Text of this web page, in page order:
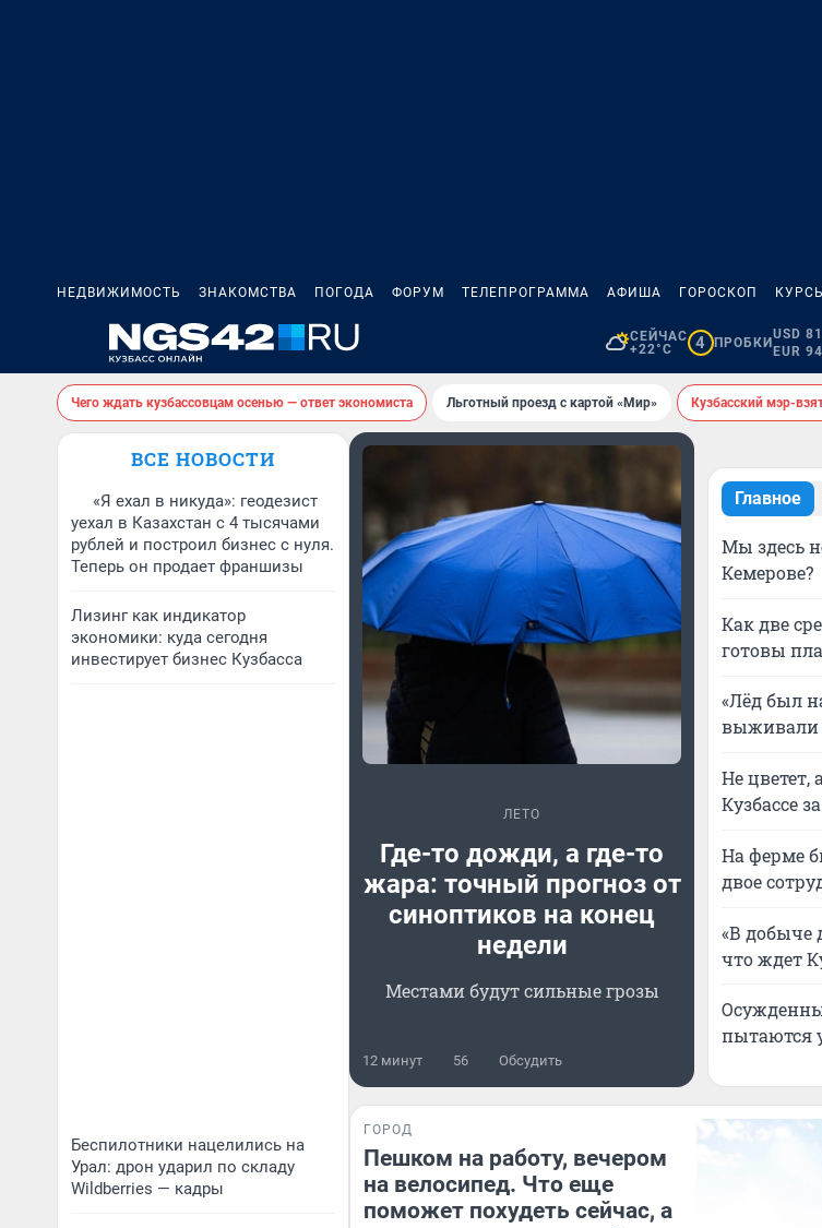
НЕДВИЖИМОСТЬ ЗНАКОМСТВА ПОГОДА ФОРУМ ТЕЛЕПРОГРАММА АФИША ГОРОСКОП
СЕЙЧАС
+22°C
4 ПРОБКИ
USD
EUR
Чего ждать кузбассовцам осенью — ответ экономиста Льготный проезд с картой «Мир» Кузбасский мэр-
ВСЕ НОВОСТИ
«Я ехал в никуда»: геодезист
уехал в Казахстан с 4 тысячами
рублей и построил бизнес с нуля.
Теперь он продает франшизы
Лизинг как индикатор
экономики: куда сегодня
инвестирует бизнес Кузбасса
Беспилотники нацелились на
Урал: дрон ударил по складу
Wildberries — кадры
ЛЕТО
Где-то дожди, а где-то
жара: точный прогноз от
синоптиков на конец
недели
Местами будут сильные грозы
12 минут 56 Обсудить
Главное
Мы здесь
Кемерове?
Как две
готовы
«Лёд был
выживали
Не цветет,
Кузбассе
На ферме
двое
«В добыче
что ждет
пытаются
ГОРОД
Пешком на работу, вечером
на велосипед. Что еще
поможет похудеть сейчас, а